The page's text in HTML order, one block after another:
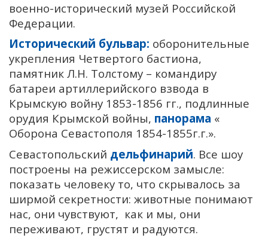
военно-исторический музей Российской
Федерации.
Исторический бульвар: оборонительные
укрепления Четвертого бастиона,
памятник Л.Н. Толстому – командиру
батареи артиллерийского взвода в
Крымскую войну 1853-1856 гг., подлинные
орудия Крымской войны, панорама «
Оборона Севастополя 1854-1855г.г.».
Севастопольский дельфинарий. Все шоу
построены на режиссерском замысле:
показать человеку то, что скрывалось за
ширмой секретности: животные понимают
нас, они чувствуют, как и мы, они
переживают, грустят и радуются.